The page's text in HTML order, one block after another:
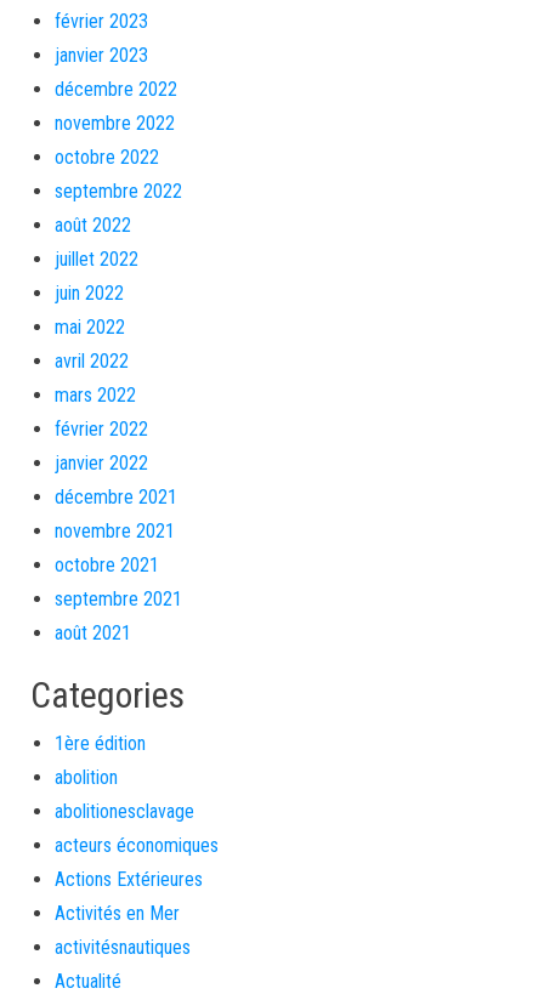
février 2023
janvier 2023
décembre 2022
novembre 2022
octobre 2022
septembre 2022
août 2022
juillet 2022
juin 2022
mai 2022
avril 2022
mars 2022
février 2022
janvier 2022
décembre 2021
novembre 2021
octobre 2021
septembre 2021
août 2021
Categories
1ère édition
abolition
abolitionesclavage
acteurs économiques
Actions Extérieures
Activités en Mer
activitésnautiques
Actualité